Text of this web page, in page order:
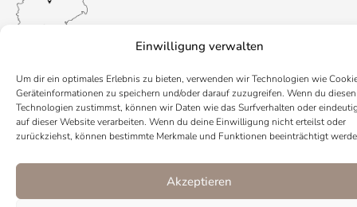
Einwilligung verwalten
Um dir ein optimales Erlebnis zu bieten, verwenden wir Technologien wie
Geräteinformationen zu speichern und/oder darauf zuzugreifen. Wenn du diesen
Technologien zustimmst, können wir Daten wie das Surfverhalten oder
auf dieser Website verarbeiten. Wenn du deine Einwilligung nicht erteilst oder
zurückziehst, können bestimmte Merkmale und Funktionen beeinträchtigt
Akzeptieren